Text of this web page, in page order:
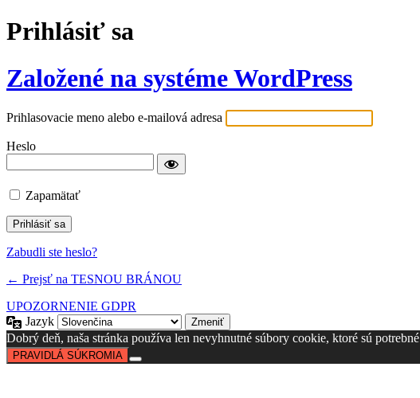
Prihlásiť sa
Založené na systéme WordPress
Prihlasovacie meno alebo e-mailová adresa
Heslo
Zapamätať
Zabudli ste heslo?
← Prejsť na TESNOU BRÁNOU
UPOZORNENIE GDPR
Jazyk
Dobrý deň, naša stránka používa len nevyhnutné súbory cookie, ktoré sú
PRAVIDLÁ SÚKROMIA